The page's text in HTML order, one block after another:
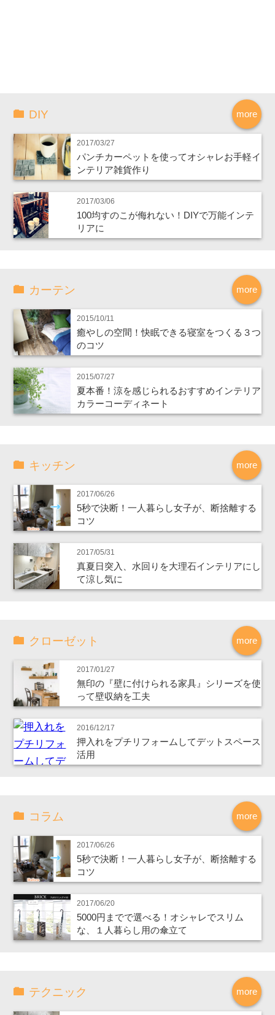
more
DIY
2017/03/27
パンチカーペットを使ってオシャレお手軽イ
ンテリア雑貨作り
2017/03/06
100均すのこが侮れない！DIYで万能インテ
リアに
more
カーテン
2015/10/11
癒やしの空間！快眠できる寝室をつくる３つ
のコツ
2015/07/27
夏本番！涼を感じられるおすすめインテリア
カラーコーディネート
more
キッチン
2017/06/26
5秒で決断！一人暮らし女子が、断捨離する
コツ
2017/05/31
真夏日突入、水回りを大理石インテリアにし
て涼し気に
more
クローゼット
2017/01/27
無印の『壁に付けられる家具』シリーズを使
って壁収納を工夫
2016/12/17
押入れをプチリフォームしてデットスペース
活用
more
コラム
2017/06/26
5秒で決断！一人暮らし女子が、断捨離する
コツ
2017/06/20
5000円までで選べる！オシャレでスリム
な、１人暮らし用の傘立て
more
テクニック